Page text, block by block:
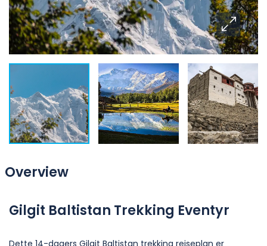
Overview
Gilgit Baltistan Trekking Eventyr
Dette 14-dagers Gilgit Baltistan trekking reiseplan er